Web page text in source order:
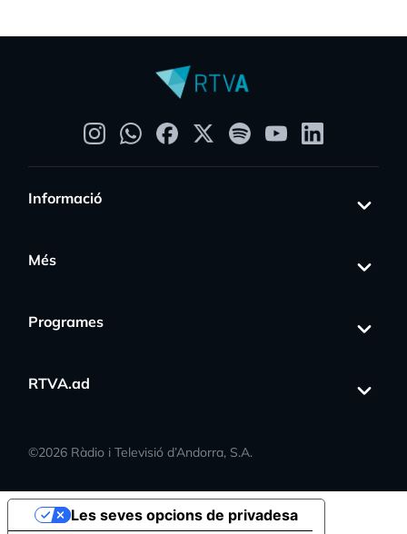
Informació
Més
Programes
RTVA.ad
©2026 Ràdio i Televisió d’Andorra, S.A.
Les seves opcions de privadesa